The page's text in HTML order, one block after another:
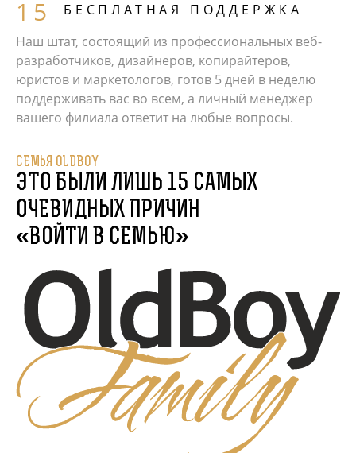
БЕСПЛАТНАЯ ПОДДЕРЖКА
Наш штат, состоящий из профессиональных веб-
разработчиков, дизайнеров, копирайтеров,
юристов и маркетологов, готов 5 дней в неделю
поддерживать вас во всем, а личный менеджер
вашего филиала ответит на любые вопросы.
СЕМЬЯ OLDBOY
ЭТО БЫЛИ ЛИШЬ 15 САМЫХ
ОЧЕВИДНЫХ ПРИЧИН
«ВОЙТИ В СЕМЬЮ»